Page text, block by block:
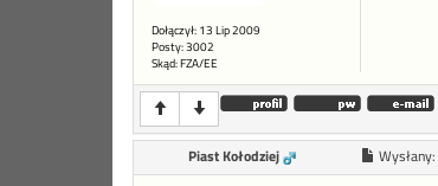
Dołączył: 13 Lip 2009
Posty: 3002
Skąd: FZA/EE
Piast Kołodziej Wysłany: